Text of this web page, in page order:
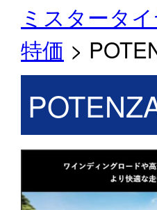
ミスタータ
特価 >